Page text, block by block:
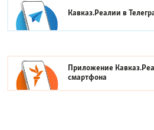
Кавказ.Реалии в
Приложение
смартфона